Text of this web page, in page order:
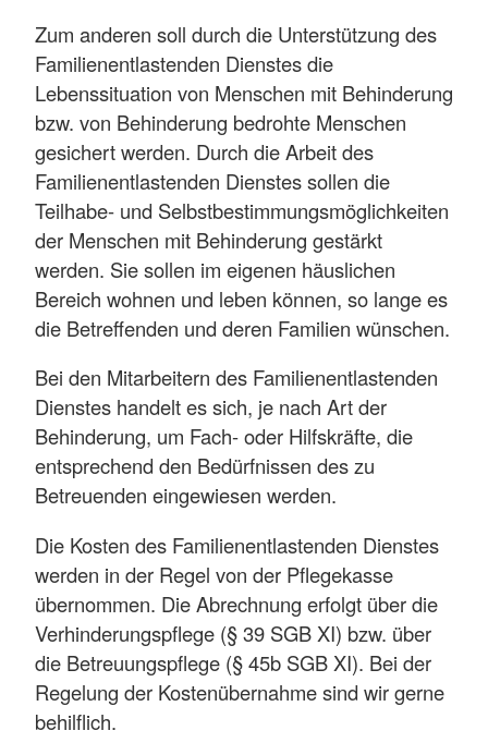
Zum anderen soll durch die Unterstützung des
Familienentlastenden Dienstes die
Lebenssituation von Menschen mit Behinderung
bzw. von Behinderung bedrohte Menschen
gesichert werden. Durch die Arbeit des
Familienentlastenden Dienstes sollen die
Teilhabe- und Selbstbestimmungsmöglichkeiten
der Menschen mit Behinderung gestärkt
werden. Sie sollen im eigenen häuslichen
Bereich wohnen und leben können, so lange es
die Betreffenden und deren Familien wünschen.
Bei den Mitarbeitern des Familienentlastenden
Dienstes handelt es sich, je nach Art der
Behinderung, um Fach- oder Hilfskräfte, die
entsprechend den Bedürfnissen des zu
Betreuenden eingewiesen werden.
Die Kosten des Familienentlastenden Dienstes
werden in der Regel von der Pflegekasse
übernommen. Die Abrechnung erfolgt über die
Verhinderungspflege (§ 39 SGB XI) bzw. über
die Betreuungspflege (§ 45b SGB XI). Bei der
Regelung der Kostenübernahme sind wir gerne
behilflich.